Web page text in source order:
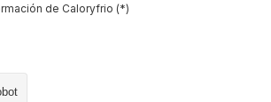
de Caloryfrio (*)